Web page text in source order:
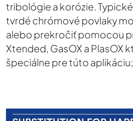
tribológie a korózie.
tvrdé chrómové povlaky
alebo prekročiť pomocou
Xtended, GasOX a PlasOX
špeciálne pre túto aplikáciu;